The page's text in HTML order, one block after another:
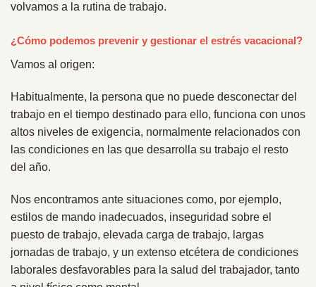
volvamos a la rutina de trabajo.
¿Cómo podemos prevenir y gestionar el estrés vacacional?
Vamos al origen:
Habitualmente, la persona que no puede desconectar del
trabajo en el tiempo destinado para ello, funciona con unos
altos niveles de exigencia, normalmente relacionados con
las condiciones en las que desarrolla su trabajo el resto
del año.
Nos encontramos ante situaciones como, por ejemplo,
estilos de mando inadecuados, inseguridad sobre el
puesto de trabajo, elevada carga de trabajo, largas
jornadas de trabajo, y un extenso etcétera de condiciones
laborales desfavorables para la salud del trabajador, tanto